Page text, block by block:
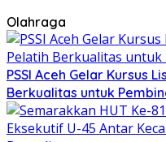
Olahraga
PSSI Aceh Gelar Kursus
Berkualitas untuk